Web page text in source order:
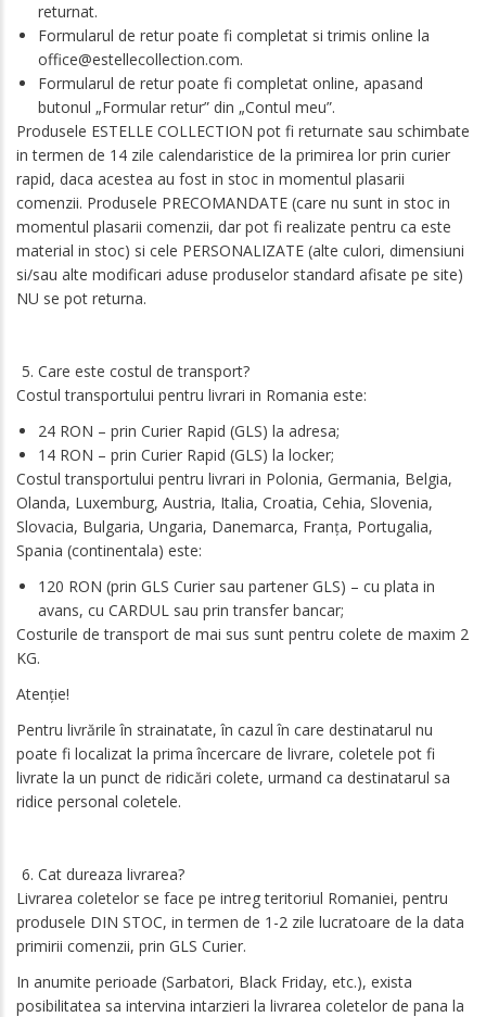
returnat.
Formularul de retur poate fi completat si trimis online la
office@estellecollection.com.
Formularul de retur poate fi completat online, apasand
butonul „Formular retur” din „Contul meu”.
Produsele ESTELLE COLLECTION pot fi returnate sau schimbate
in termen de 14 zile calendaristice de la primirea lor prin curier
rapid, daca acestea au fost in stoc in momentul plasarii
comenzii. Produsele PRECOMANDATE (care nu sunt in stoc in
momentul plasarii comenzii, dar pot fi realizate pentru ca este
material in stoc) si cele PERSONALIZATE (alte culori, dimensiuni
si/sau alte modificari aduse produselor standard afisate pe site)
NU se pot returna.
Care este costul de transport?
Costul transportului pentru livrari in Romania este:
24 RON – prin Curier Rapid (GLS) la adresa;
14 RON – prin Curier Rapid (GLS) la locker;
Costul transportului pentru livrari in Polonia, Germania, Belgia,
Olanda, Luxemburg, Austria, Italia, Croatia, Cehia, Slovenia,
Slovacia, Bulgaria, Ungaria, Danemarca, Franța, Portugalia,
Spania (continentala) este:
120 RON (prin GLS Curier sau partener GLS) – cu plata in
avans, cu CARDUL sau prin transfer bancar;
Costurile de transport de mai sus sunt pentru colete de maxim 2
KG.
Atenție!
Pentru livrările în strainatate, în cazul în care destinatarul nu
poate fi localizat la prima încercare de livrare, coletele pot fi
livrate la un punct de ridicări colete, urmand ca destinatarul sa
ridice personal coletele.
Cat dureaza livrarea?
Livrarea coletelor se face pe intreg teritoriul Romaniei, pentru
produsele DIN STOC, in termen de 1-2 zile lucratoare de la data
primirii comenzii, prin GLS Curier.
In anumite perioade (Sarbatori, Black Friday, etc.), exista
posibilitatea sa intervina intarzieri la livrarea coletelor de pana la